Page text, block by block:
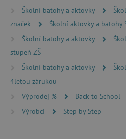
Školní batohy a aktovky
značek
Školní aktovky a batohy
Školní batohy a aktovky
stupeň ZŠ
Školní batohy a aktovky
4letou zárukou
Výprodej %
Back to School
Výrobci
Step by Step
cjConsent